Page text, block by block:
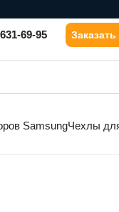
69-95
SamsungЧехлы